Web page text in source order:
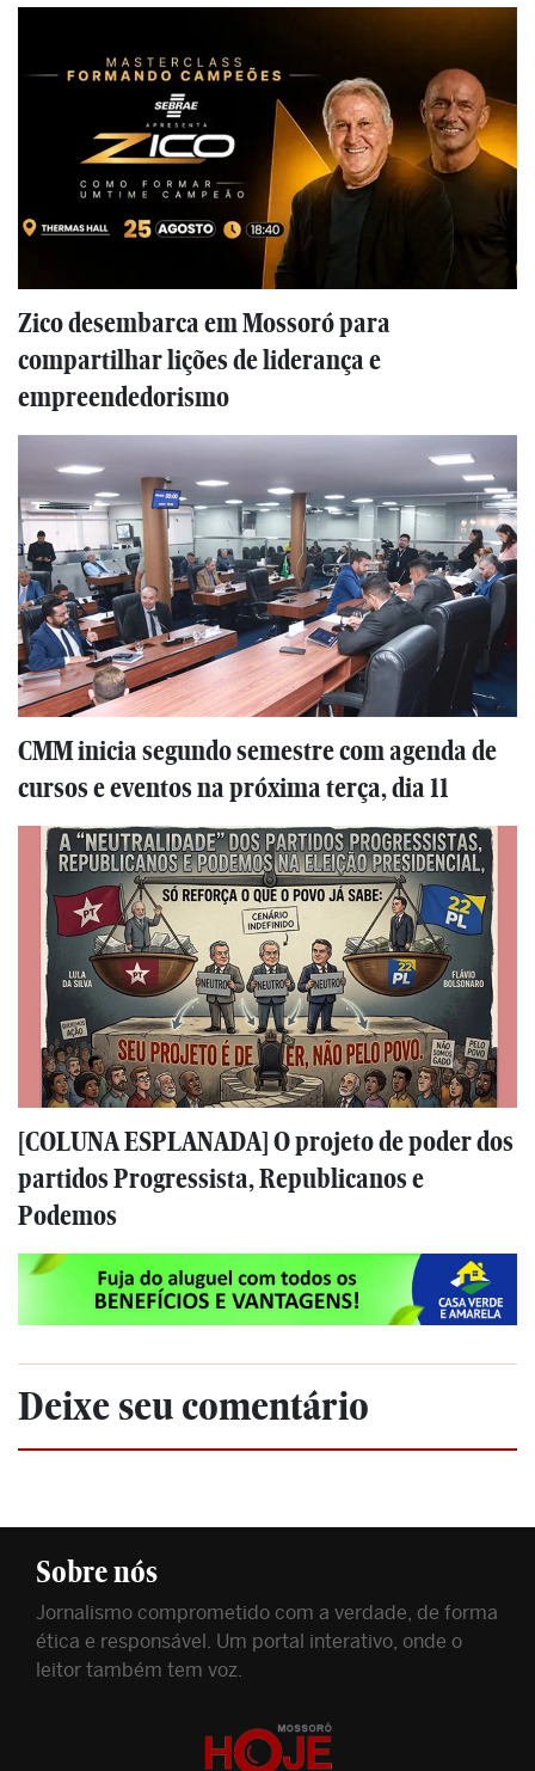
Zico desembarca em Mossoró para
compartilhar lições de liderança e
empreendedorismo
CMM inicia segundo semestre com agenda de
cursos e eventos na próxima terça, dia 11
[COLUNA ESPLANADA] O projeto de poder dos
partidos Progressista, Republicanos e
Podemos
Deixe seu comentário
Sobre nós
Jornalismo comprometido com a verdade, de forma
ética e responsável. Um portal interativo, onde o
leitor também tem voz.